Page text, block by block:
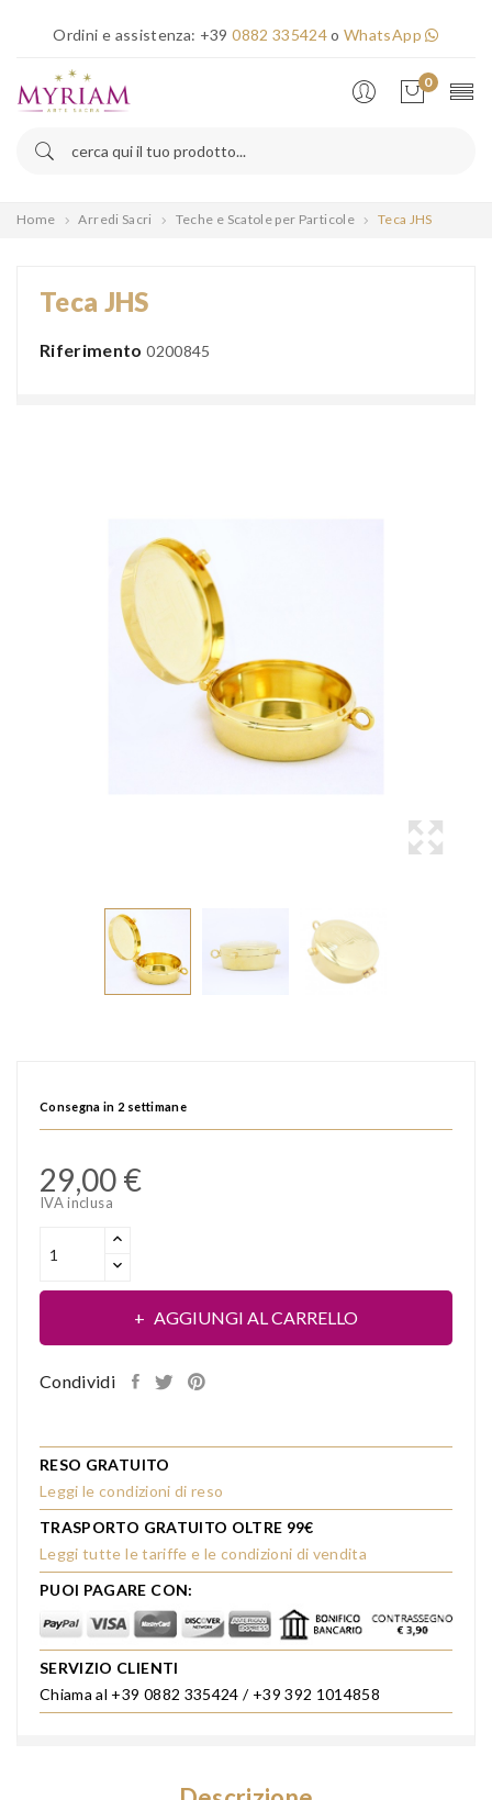
Ordini e assistenza: +390882 335424oWhatsApp
0
Home Arredi Sacri Teche e Scatole per Particole Teca JHS
Teca JHS
Riferimento 0200845
Consegna in 2 settimane
29,00 €
IVA inclusa
AGGIUNGI AL CARRELLO
Condividi
RESO GRATUITO
Leggi le condizioni di reso
TRASPORTO GRATUITO OLTRE 99€
Leggi tutte le tariffe e le condizioni di vendita
PUOI PAGARE CON:
SERVIZIO CLIENTI
Chiama al +39 0882 335424 / +39 392 1014858